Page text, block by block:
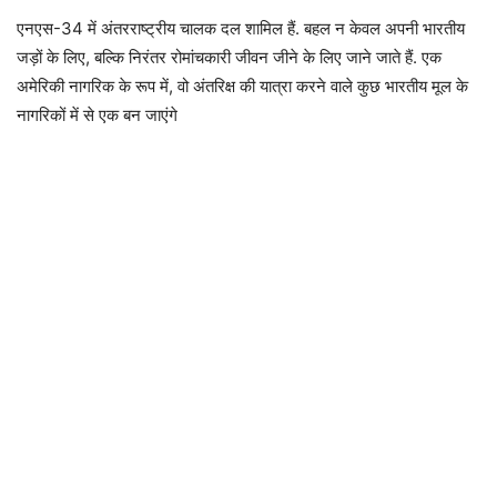
एनएस-34 में अंतरराष्ट्रीय चालक दल शामिल हैं. बहल न केवल अपनी भारतीय
जड़ों के लिए, बल्कि निरंतर रोमांचकारी जीवन जीने के लिए जाने जाते हैं. एक
अमेरिकी नागरिक के रूप में, वो अंतरिक्ष की यात्रा करने वाले कुछ भारतीय मूल के
नागरिकों में से एक बन जाएंगे